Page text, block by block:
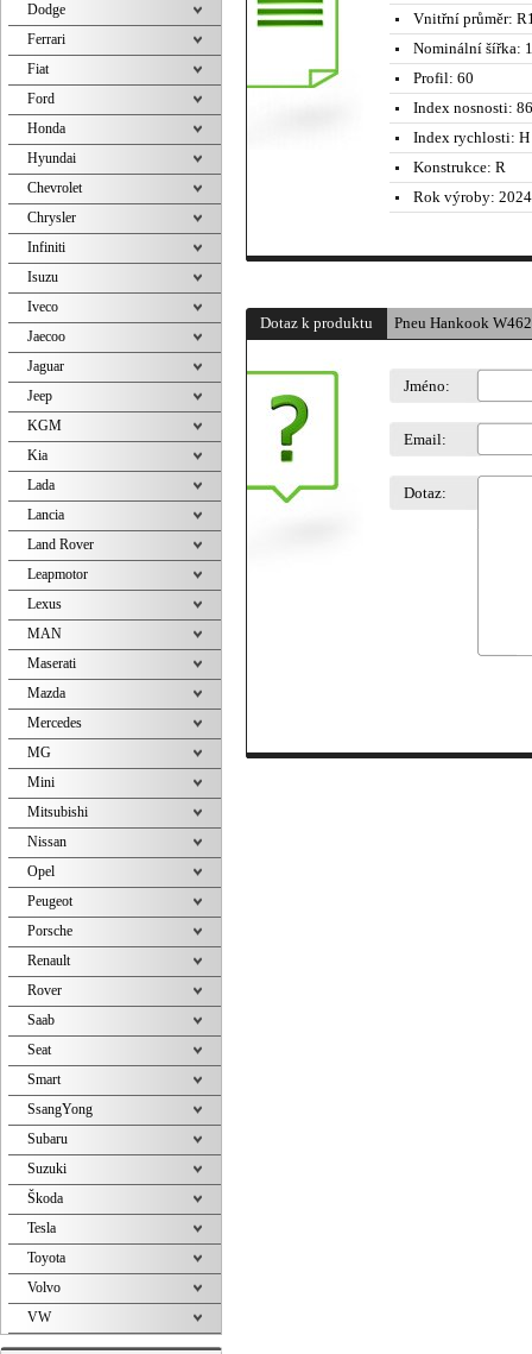
Vnitřní průměr:
Nominální šířka:
Profil: 60
Index nosnosti:
Index rychlosti:
Konstrukce: R
Rok výroby:
Dotaz k produktu Pneu Hankook
Jméno:
Email:
Dotaz:
Dodge
Ferrari
Fiat
Ford
Honda
Hyundai
Chevrolet
Chrysler
Infiniti
Isuzu
Iveco
Jaecoo
Jaguar
Jeep
KGM
Kia
Lada
Lancia
Land Rover
Leapmotor
Lexus
MAN
Maserati
Mazda
Mercedes
MG
Mini
Mitsubishi
Nissan
Opel
Peugeot
Porsche
Renault
Rover
Saab
Seat
Smart
SsangYong
Subaru
Suzuki
Škoda
Tesla
Toyota
Volvo
VW